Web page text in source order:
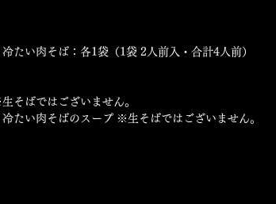
い肉そば：各1袋（1袋 2人前入・合計4人前）
そばではございません。
たい肉そばのスープ ※生そばではございません。